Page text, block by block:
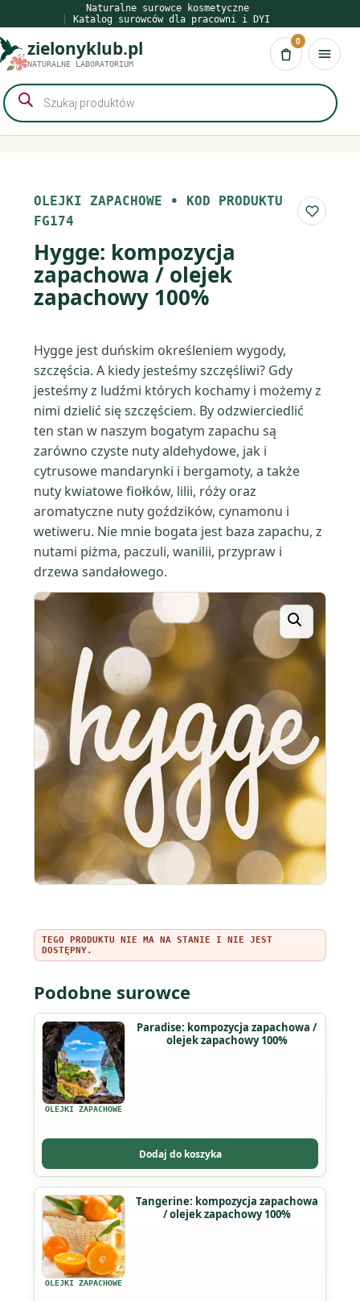
do
treści
Naturalne surowce kosmetyczne
Katalog surowców dla pracowni i DYI
zielonyklub.pl
NATURALNE LABORATORIUM Koszyk
0
Wyszukiwarka
produktów
OLEJKI ZAPACHOWE • KOD PRODUKTU
FG174
Do
Hygge: kompozycja
zapachowa / olejek
zapachowy 100%
Hygge jest duńskim określeniem wygody,
szczęścia. A kiedy jesteśmy szczęśliwi? Gdy
jesteśmy z ludźmi których kochamy i możemy z
nimi dzielić się szczęściem. By odzwierciedlić
ten stan w naszym bogatym zapachu są
zarówno czyste nuty aldehydowe, jak i
cytrusowe mandarynki i bergamoty, a także
nuty kwiatowe fiołków, lilii, róży oraz
aromatyczne nuty goździków, cynamonu i
wetiweru. Nie mnie bogata jest baza zapachu, z
nutami piżma, paczuli, wanilii, przypraw i
drzewa sandałowego.
TEGO PRODUKTU NIE MA NA STANIE I NIE JEST
DOSTĘPNY.
Podobne surowce
OLEJKI ZAPACHOWE
Paradise: kompozycja zapachowa /
olejek zapachowy 100%
Dodaj do koszyka
OLEJKI ZAPACHOWE
Tangerine: kompozycja zapachowa
/ olejek zapachowy 100%
Ten
produkt
ma
wiele
wariantów.